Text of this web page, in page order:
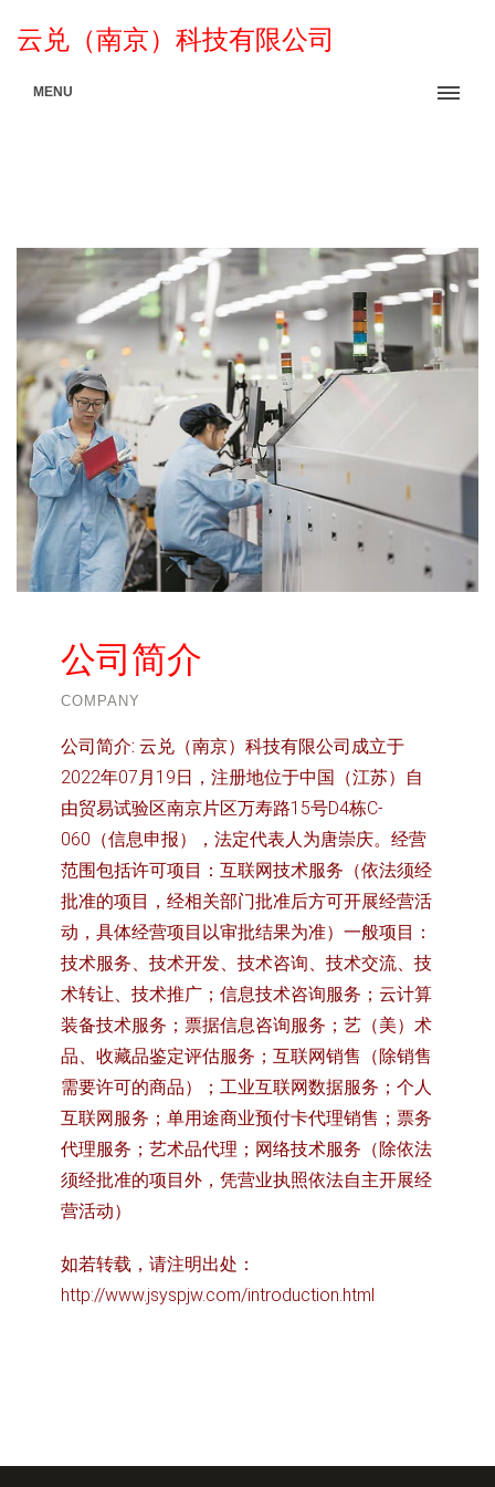
云兑（南京）科技有限公司
MENU
公司简介
COMPANY
公司简介: 云兑（南京）科技有限公司成立于
2022年07月19日，注册地位于中国（江苏）自
由贸易试验区南京片区万寿路15号D4栋C-
060（信息申报），法定代表人为唐崇庆。经营
范围包括许可项目：互联网技术服务（依法须经
批准的项目，经相关部门批准后方可开展经营活
动，具体经营项目以审批结果为准）一般项目：
技术服务、技术开发、技术咨询、技术交流、技
术转让、技术推广；信息技术咨询服务；云计算
装备技术服务；票据信息咨询服务；艺（美）术
品、收藏品鉴定评估服务；互联网销售（除销售
需要许可的商品）；工业互联网数据服务；个人
互联网服务；单用途商业预付卡代理销售；票务
代理服务；艺术品代理；网络技术服务（除依法
须经批准的项目外，凭营业执照依法自主开展经
营活动）
如若转载，请注明出处：
http://www.jsyspjw.com/introduction.html